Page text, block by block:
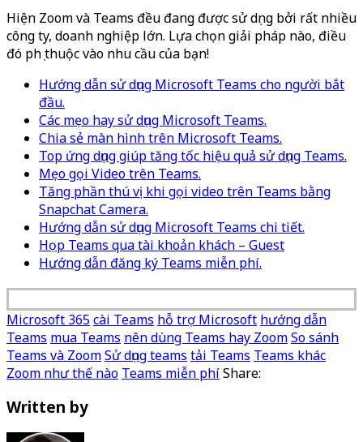
Hiện Zoom và Teams đều đang được sử dụng bởi rất nhiều
công ty, doanh nghiệp lớn. Lựa chọn giải pháp nào, điều
đó phụ thuộc vào nhu cầu của bạn!
Hướng dẫn sử dụng Microsoft Teams cho người bắt
đầu.
Các mẹo hay sử dụng Microsoft Teams.
Chia sẻ màn hình trên Microsoft Teams.
Top ứng dụng giúp tăng tốc hiệu quả sử dụng Teams.
Mẹo gọi Video trên Teams.
Tăng phần thú vị khi gọi video trên Teams bằng
Snapchat Camera.
Hướng dẫn sử dụng Microsoft Teams chi tiết.
Họp Teams qua tài khoản khách – Guest
Hướng dẫn đăng ký Teams miễn phí.
Microsoft 365cài Teams hỗ trợ Microsoft hướng dẫn
Teams mua Teams nên dùng Teams hay ZoomSo sánh
Teams và ZoomSử dụng teams tải Teams Teams khác
Zoom như thế nào Teams miễn phíShare:
Written by